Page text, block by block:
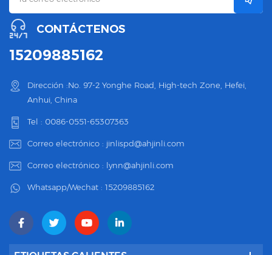
CONTÁCTENOS
15209885162
Dirección :No. 97-2 Yonghe Road, High-tech Zone, Hefei,
Anhui, China
Tel : 0086-0551-65307363
Correo electrónico : jinlispd@ahjinli.com
Correo electrónico : lynn@ahjinli.com
Whatsapp/Wechat : 15209885162